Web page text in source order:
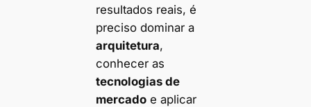
resultados reais, é
preciso dominar a
arquitetura,
conhecer as
tecnologias de
mercadoe aplicar